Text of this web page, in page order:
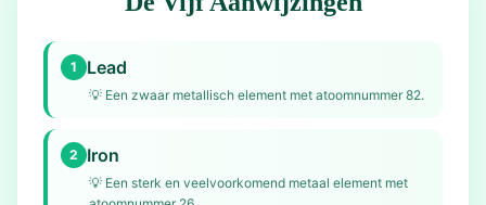
1 Lead
💡 Een zwaar metallisch element met atoomnummer 82.
2 Iron
💡 Een sterk en veelvoorkomend metaal element met